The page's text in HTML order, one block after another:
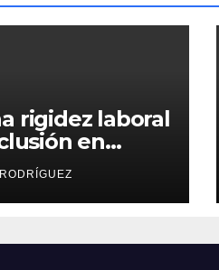
rigidez laboral
en
efr